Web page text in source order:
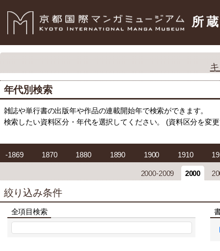
所
年代別検索
雑誌や単行書の出版年や作品の連載開始年で検索ができます。
検索したい資料区分・年代を選択してください。 (資料区分を変
-1869 1870 1880 1890 1900 1910
2000-2009 2000
絞り込み条件
全項目検索